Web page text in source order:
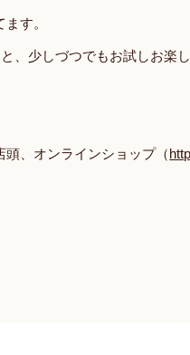
す。
、少しづつでもお試しお楽し
、オンラインショップ（